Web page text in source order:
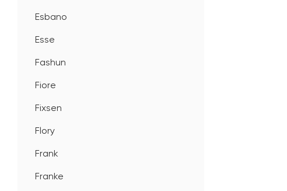
Esbano
Esse
Fashun
Fiore
Fixsen
Flory
Frank
Franke